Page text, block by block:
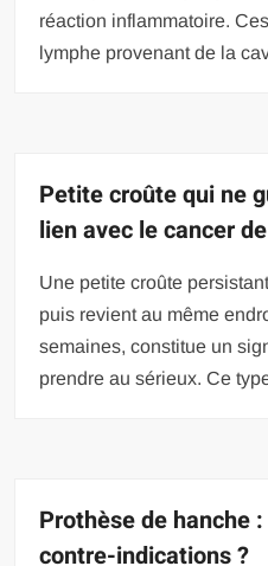
réaction inflammatoire.
lymphe provenant de la
Petite croûte qui ne
lien avec le cancer
Une petite croûte
puis revient au même
semaines, constitue un
prendre au sérieux. Ce
Prothèse de hanche
contre-indications ?